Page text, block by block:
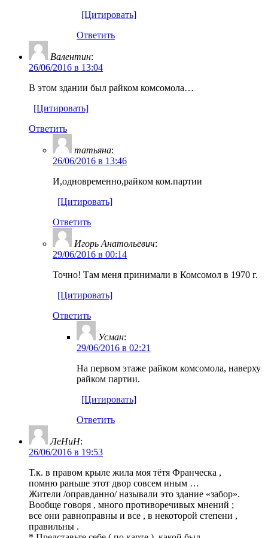
[Цитировать]
Ответить
Валентин:
26/06/2016 в 13:04
В этом здании был райком комсомола…
[Цитировать]
Ответить
татьяна:
26/06/2016 в 13:46
И,одновременно,райком ком.партии
[Цитировать]
Ответить
Игорь Анатольевич:
29/06/2016 в 00:14
Точно! Там меня принимали в Комсомол в 1970 г.
[Цитировать]
Ответить
Усман:
29/06/2016 в 02:21
На первом этаже райком комсомола, наверху
райком партии.
[Цитировать]
Ответить
ЛеНиН:
26/06/2016 в 19:53
Т.к. в правом крыле жила моя тётя Франческа ,
помню раньше этот двор совсем иным …
Жители /оправданно/ называли это здание «забор».
Вообще говоря , много противоречивых мнений ;
все они равноправны и все , в некоторой степени ,
правильны .